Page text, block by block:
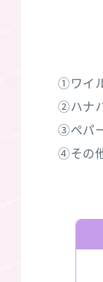
①ワイ
②ハナ
③ペパ
④その